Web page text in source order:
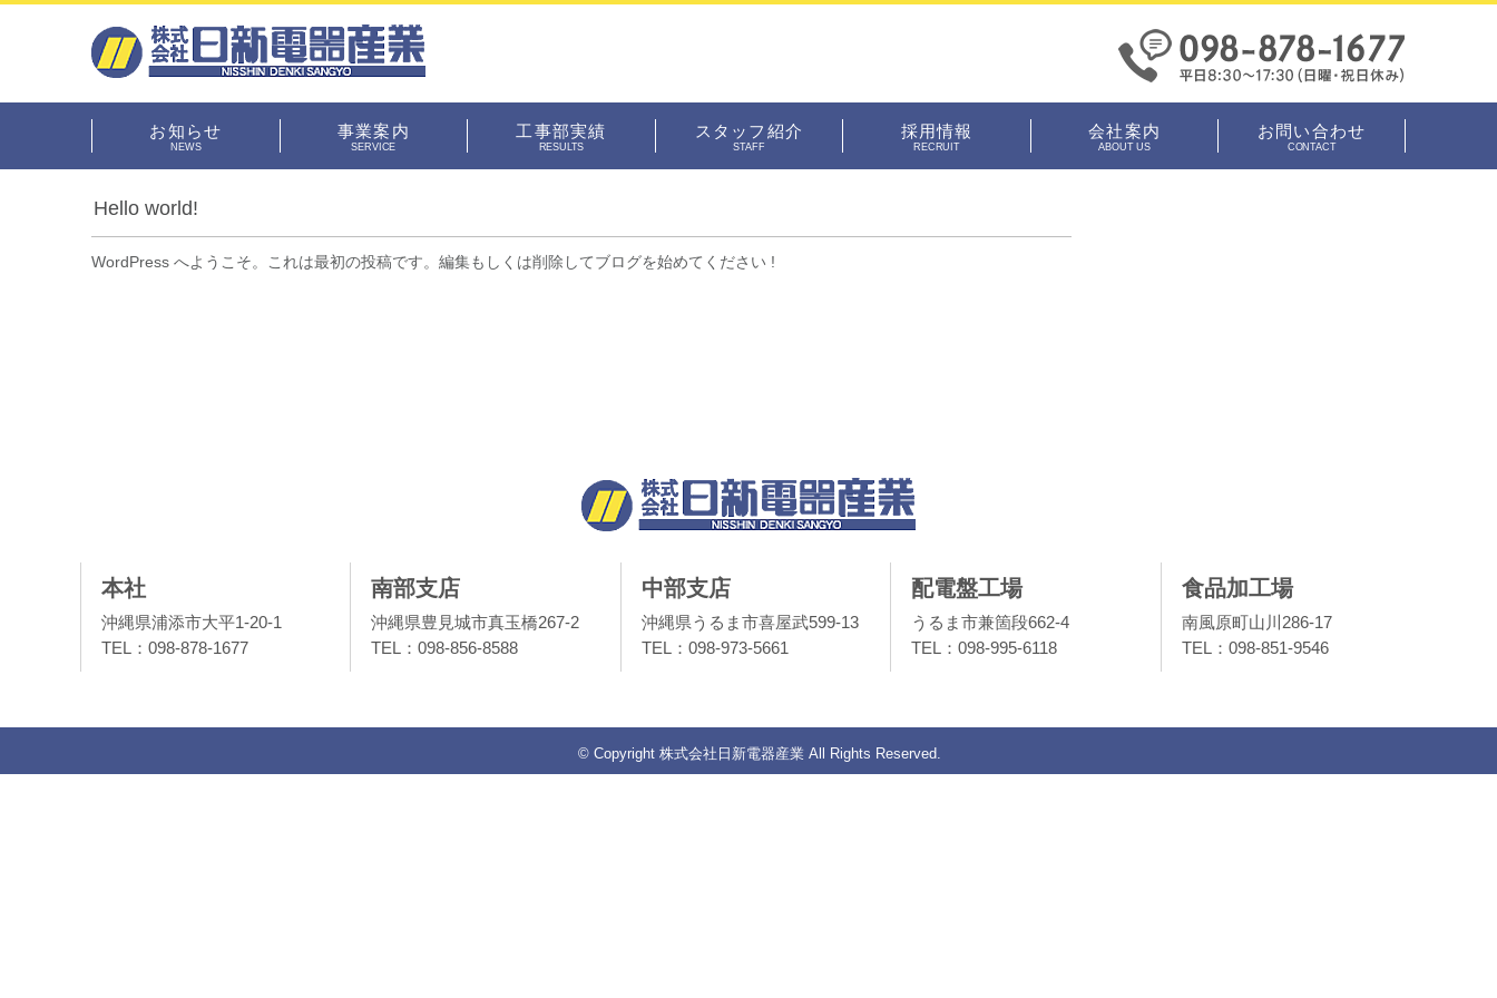
お知らせ
NEWS
事業案内
SERVICE
工事部実績
RESULTS
スタッフ紹介
STAFF
採用情報
RECRUIT
会社案内
ABOUT US
お問い合わせ
CONTACT
2019年12月05日
Hello world!
WordPress へようこそ。これは最初の投稿です。編集もしくは削除してブログを始めてください !
本社
沖縄県浦添市大平1-20-1
TEL：098-878-1677
南部支店
沖縄県豊見城市真玉橋267-2
TEL：098-856-8588
中部支店
沖縄県うるま市喜屋武599-13
TEL：098-973-5661
配電盤工場
うるま市兼箇段662-4
TEL：098-995-6118
食品加工場
南風原町山川286-17
TEL：098-851-9546
© Copyright 株式会社日新電器産業 All Rights Reserved.